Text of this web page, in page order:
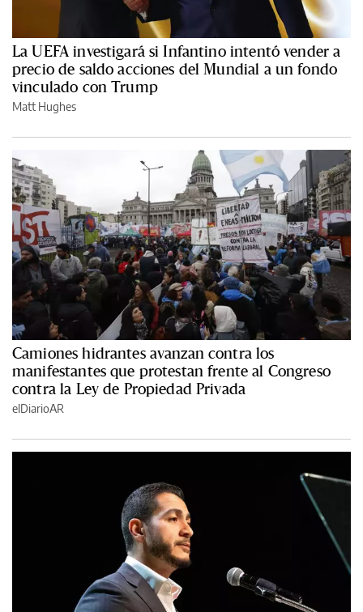
La UEFA investigará si Infantino intentó vender a
precio de saldo acciones del Mundial a un fondo
vinculado con Trump
Matt Hughes
Camiones hidrantes avanzan contra los
manifestantes que protestan frente al Congreso
contra la Ley de Propiedad Privada
elDiarioAR